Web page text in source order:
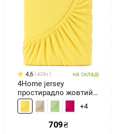
4,6 428x на складі
4Home jersey
простирадло жовтий,
180 x 200 см
+4
709₴